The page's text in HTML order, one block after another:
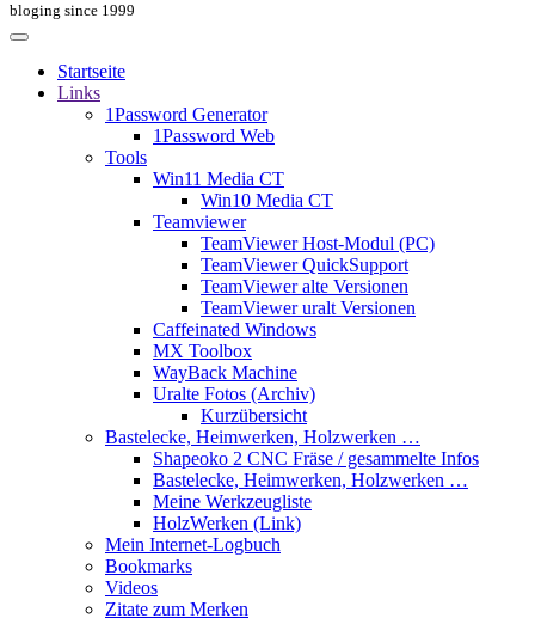
bloging since 1999
Startseite
Links
1Password Generator
1Password Web
Tools
Win11 Media CT
Win10 Media CT
Teamviewer
TeamViewer Host-Modul (PC)
TeamViewer QuickSupport
TeamViewer alte Versionen
TeamViewer uralt Versionen
Caffeinated Windows
MX Toolbox
WayBack Machine
Uralte Fotos (Archiv)
Kurzübersicht
Bastelecke, Heimwerken, Holzwerken …
Shapeoko 2 CNC Fräse / gesammelte Infos
Bastelecke, Heimwerken, Holzwerken …
Meine Werkzeugliste
HolzWerken (Link)
Mein Internet-Logbuch
Bookmarks
Videos
Zitate zum Merken